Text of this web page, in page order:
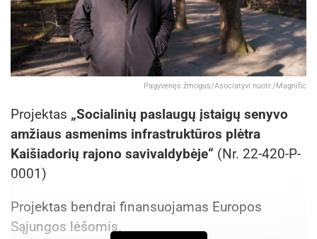
Pagyvenęs žmogus/Asociatyvi nuotr./Magnific
Projektas „Socialinių paslaugų įstaigų senyvo
amžiaus asmenims infrastruktūros plėtra
Kaišiadorių rajono savivaldybėje“ (Nr. 22-420-P-
0001)
Projektas bendrai finansuojamas Europos
Sąjungos lėšomis.